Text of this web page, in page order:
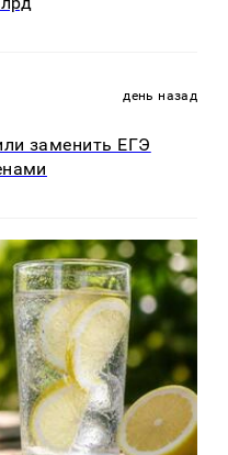
день назад
заменить ЕГЭ